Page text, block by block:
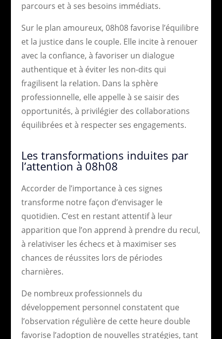
parcours et à ses besoins immédiats.
Sur le plan amoureux, 08h08 favorise l’équilibre
et la justice dans le couple. Elle incite à renouer
avec la confiance, à favoriser un dialogue
authentique et à éviter les non-dits qui
fragilisent la relation. Dans la sphère
professionnelle, elle appelle à se saisir des
opportunités, à privilégier des collaborations
équilibrées et à respecter ses engagements.
Les transformations induites par
l’attention à 08h08
Accorder de l’importance à ces signes
transforme notre façon d’envisager le
quotidien. C’est en restant attentif à leur
apparition que l’on apprend à prendre du recul,
à relativiser les échecs et à maximiser ses
chances de réussites lors de périodes
charnières.
De nombreux professionnels du
développement personnel constatent que
l’observation régulière de cette heure double
favorise l’adoption de nouvelles stratégies, tant